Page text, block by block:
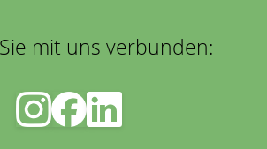
mit uns verbunden: